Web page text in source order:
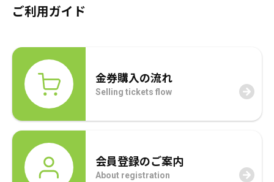
売りたい金券の買取価格を検索
買いたい金券を検索
で
ご利用ガイド
金券購入の流れ
Selling tickets flow
会員登録のご案内
About registration